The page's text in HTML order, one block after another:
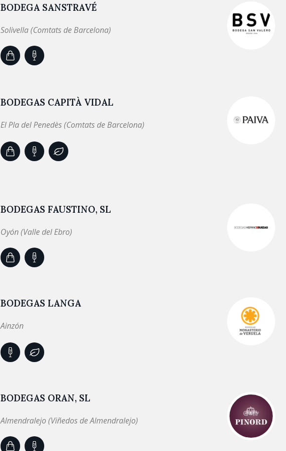
BODEGA SANSTRAVÉ
Solivella (Comtats de Barcelona)
BODEGAS CAPITÀ VIDAL
El Pla del Penedès (Comtats de Barcelona)
BODEGAS FAUSTINO, SL
Oyón (Valle del Ebro)
BODEGAS LANGA
Ainzón
BODEGAS ORAN, SL
Almendralejo (Viñedos de Almendralejo)